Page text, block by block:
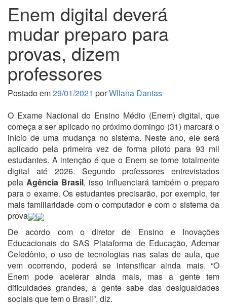
Enem digital deverá
mudar preparo para
provas, dizem
professores
Postado em29/01/2021 porWllana Dantas
O Exame Nacional do Ensino Médio (Enem) digital, que
começa a ser aplicado no próximo domingo (31) marcará o
início de uma mudança no sistema. Neste ano, ele será
aplicado pela primeira vez de forma piloto para 93 mil
estudantes. A intenção é que o Enem se torne totalmente
digital até 2026. Segundo professores entrevistados
pelaAgência Brasil, isso influenciará também o preparo
para o exame. Os estudantes precisarão, por exemplo, ter
mais familiaridade com o computador e com o sistema da
prova
De acordo com o diretor de Ensino e Inovações
Educacionais do SAS Plataforma de Educação, Ademar
Celedônio, o uso de tecnologias nas salas de aula, que
vem ocorrendo, poderá se intensificar ainda mais. “O
Enem pode acelerar ainda mais, mas a gente tem
dificuldades grandes, a gente sabe das desigualdades
sociais que tem o Brasil”, diz.